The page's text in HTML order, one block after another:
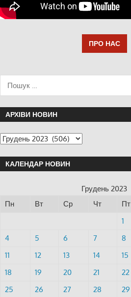
ПРО НАС
АРХІВИ НОВИН
КАЛЕНДАР НОВИН
Грудень 2023
Пн
Вт Ср Чт Пт
1
4
5 6 7 8
11
12 13 14 15
18
19 20 21 22
25
26 27 28 29